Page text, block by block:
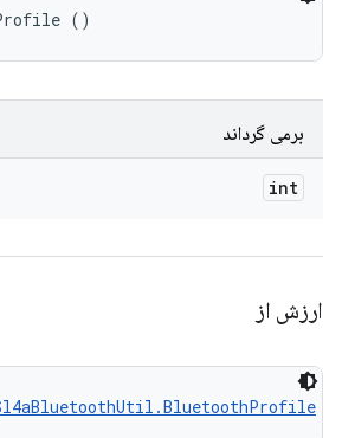
()
برمی گرداند
int
ارزش از